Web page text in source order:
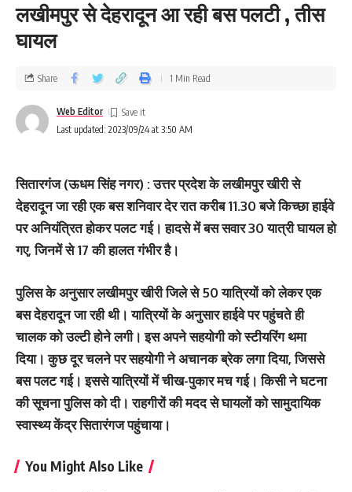
लखीमपुर से देहरादून आ रही बस पलटी , तीस
घायल
Last updated: 2023/09/24 at 3:50 AM
Web Editor
Share 1 Min Read
सितारगंज (ऊधम सिंह नगर) : उत्तर प्रदेश के लखीमपुर खीरी से
देहरादून जा रही एक बस शनिवार देर रात करीब 11.30 बजे किच्छा हाईवे
पर अनियंत्रित होकर पलट गई। हादसे में बस सवार 30 यात्री घायल हो
गए, जिनमें से 17 की हालत गंभीर है।
पुलिस के अनुसार लखीमपुर खीरी जिले से 50 यात्रियों को लेकर एक
बस देहरादून जा रही थी। यात्रियों के अनुसार हाईवे पर पहुंचते ही
चालक को उल्टी होने लगी। इस अपने सहयोगी को स्टीयरिंग थमा
दिया। कुछ दूर चलने पर सहयोगी ने अचानक ब्रेक लगा दिया, जिससे
बस पलट गई। इससे यात्रियों में चीख-पुकार मच गई। किसी ने घटना
की सूचना पुलिस को दी। राहगीरों की मदद से घायलों को सामुदायिक
स्वास्थ्य केंद्र सितारंगज पहुंचाया।
You Might Also Like